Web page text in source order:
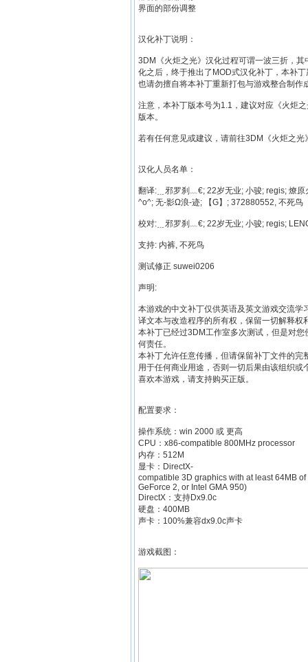
界面的部份调整
汉化补丁说明：
3DM《火炬之光》汉化过程可谓一波三折，
化之后，终于推出了MOD式汉化补丁，本补
也请勿擅自将本补丁重新打包与游戏整合制
注意，本补丁版本号为1.1，建议对应《火炬
版本。
若有任何意见或建议，请前往3DM《火炬之光
汉化人员名单：
翻译:﹎邪罗刹﹏€; 22岁无业; 小骏; regis; 燎
^o^; 无-影Ω浪-迹; 【G】; 372880552, 不死鸟
校对:﹎邪罗刹﹏€; 22岁无业; 小骏; regis;
支持: 内裤, 不死鸟
测试修正 suwei0206
声明:
本游戏的中文补丁仅供英语及英文游戏交流
译文本与改造程序的所有权，保留一切解释权
本补丁已经过3DM工作室多次测试，但是对
何责任。
本补丁允许任意传播，但请保留补丁文件的
用于任何商业用途，否则一切后果由该组织
喜欢本游戏，请支持购买正版。
配置要求：
操作系统：win 2000 或 更高
CPU：x86-compatible 800MHz processor
内存：512M
显卡：DirectX-
compatible 3D graphics with at least 64MB
GeForce 2, or Intel GMA 950)
DirectX：支持Dx9.0c
硬盘：400MB
声卡：100%兼容dx9.0c声卡
游戏截图：